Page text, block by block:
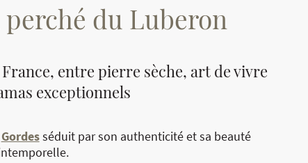
du Luberon
entre pierre sèche, art de vivre
exceptionnels
Gordesséduit par son authenticité et sa beauté